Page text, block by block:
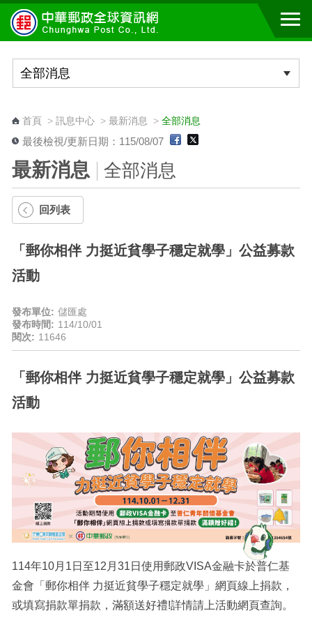
跳到主要內容區塊
首頁> 訊息中心> 最新消息 > 全部消息
最後檢視/更新日期：115/08/07
最新消息 全部消息
回列表
「郵你相伴 力挺近貧學子穩定就學」公益募款
活動
發布單位: 儲匯處
發布時間: 114/10/01
閱次: 11646
「郵你相伴 力挺近貧學子穩定就學」公益募款
活動
114年10月1日至12月31日使用郵政VISA金融卡於普仁基
金會「郵你相伴 力挺近貧學子穩定就學」網頁線上捐款，
或填寫捐款單捐款，滿額送好禮!詳情請上活動網頁查詢。